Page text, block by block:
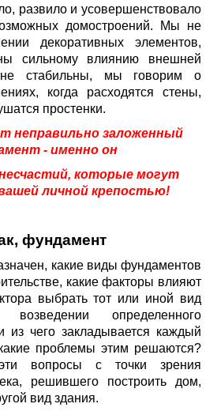
развило и усовершенствовало
домостроений. Мы не
декоративных элементов,
сильному влиянию внешней
стабильны, мы говорим о
когда расходятся стены,
простенки.
неправильно заложенный
- именно он
которые могут
личной крепостью!
фундамент
какие виды фундаментов
какие факторы влияют
выбрать тот или иной вид
определенного
из чего закладывается каждый
проблемы этим решаются?
вопросы с точки зрения
решившего построить дом,
вид здания.